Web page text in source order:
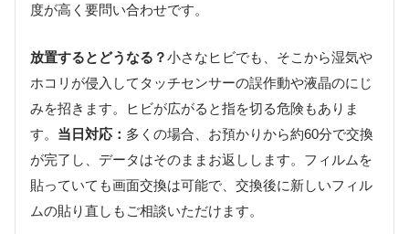
度が高く要問い合わせです。
放置するとどうなる？小さなヒビでも、そこから湿気や
ホコリが侵入してタッチセンサーの誤作動や液晶のにじ
みを招きます。ヒビが広がると指を切る危険もありま
す。 当日対応： 多くの場合、お預かりから約60分で交換
が完了し、データはそのままお返しします。フィルムを
貼っていても画面交換は可能で、交換後に新しいフィル
ムの貼り直しもご相談いただけます。